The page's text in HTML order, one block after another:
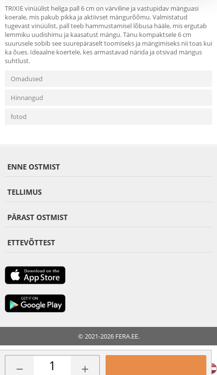
− +
TRIXIE vinüülist heliga pall 6 cm on värviline ja vastupidav mänguasi
koerale, mis pakub pikka ja aktiivset mängurõõmu. Valmistatud
tugevast vinüülist, pall teeb hammustamisel lõbusa hääle, mis ergutab
lemmiku uudishimu ja kaasatust mängu. Tänu kompaktsele 6 cm
suurusele sobib see suurepäraselt toomiseks ja mängimiseks nii toas kui
ka õues. Ideaalne koertele, kes armastavad närida ja otsivad mängus
suhtlust.
Omadused
Hinnangud
fotod
ENNE OSTMIST
TELLIMUS
PÄRAST OSTMIST
ETTEVÕTTEST
© 2021-2026 FERA.EE.
FERA INTERNATIONAL: